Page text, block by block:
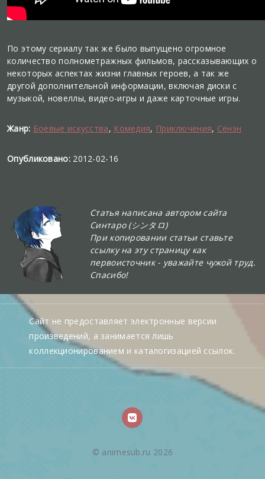
По этому сериалу так же было выпущено огромное
количество полнометражных фильмов, рассказывающих о
некоторых аспектах жизни главных героев, а так же
другой дополнительной информации, включая диски с
музыкой, новеллы, видео-игры и даже карточные игры.
Жанр: Боевые искусства, Комедия, Приключения, Сёнэн
Опубликовано:2012-02-16
Статья написана автором сайта
Синтаро (シンタロ)
При копировании статьи ставьте
ссылку на эту страницу как
первоисточник - уважайте чужой труд.
Спасибо!
Сайт не предоставляет электронные версии
произведений, а занимается лишь
коллекционированием и каталогизацией ссылок.
© animesub.ru 2026